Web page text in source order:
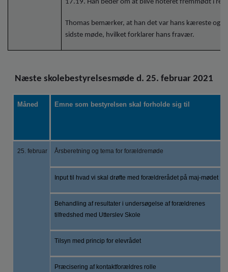
17.19. Han beder om at blive noteret fremmødt i
Thomas bemærker, at han det var hans kæreste og
sidste møde, hvilket forklarer hans fravær.
Næste skolebestyrelsesmøde d. 25. februar 2021
Måned Emne som bestyrelsen skal forholde sig til
25. februar Årsberetning og tema for forældremøde
Input til hvad vi skal drøfte med forældrerådet på maj-mødet
Behandling af resultater i undersøgelse af forældrenes
tilfredshed med Utterslev Skole
Tilsyn med princip for elevrådet
Præcisering af kontaktforældres rolle